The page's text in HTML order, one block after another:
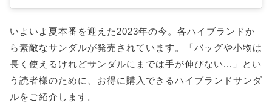
いよいよ夏本番を迎えた2023年の今。各ハイブランドか
ら素敵なサンダルが発売されています。「バッグや小物は
長く使えるけれどサンダルにまでは手が伸びない...」とい
う読者様のために、お得に購入できるハイブランドサンダ
ルをご紹介します。